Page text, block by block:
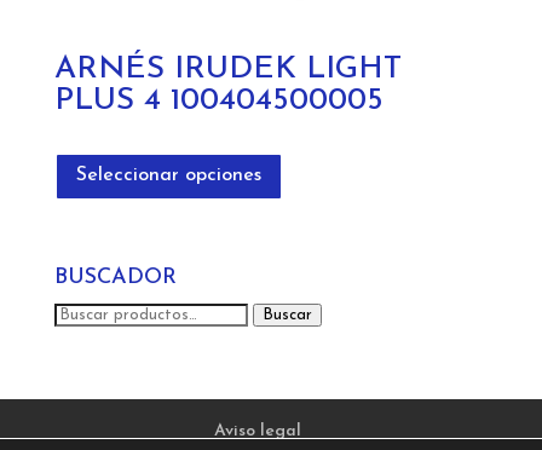
ARNÉS IRUDEK LIGHT
PLUS 4 100404500005
Seleccionar opciones
opciones
elegir
en
BUSCADOR
Buscar
Buscar
Aviso legal